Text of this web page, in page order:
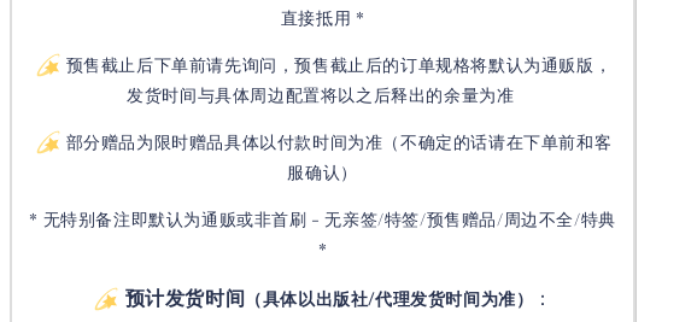
直接抵用 *
预售截止后下单前请先询问，预售截止后的订单规格将默认为通贩版，
发货时间与具体周边配置将以之后释出的余量为准
部分赠品为限时赠品具体以付款时间为准（不确定的话请在下单前和客
服确认）
* 无特别备注即默认为通贩或非首刷 - 无亲签/特签/预售赠品/周边不全/特典
*
预计发货时间 （具体以出版社/代理发货时间为准） ：